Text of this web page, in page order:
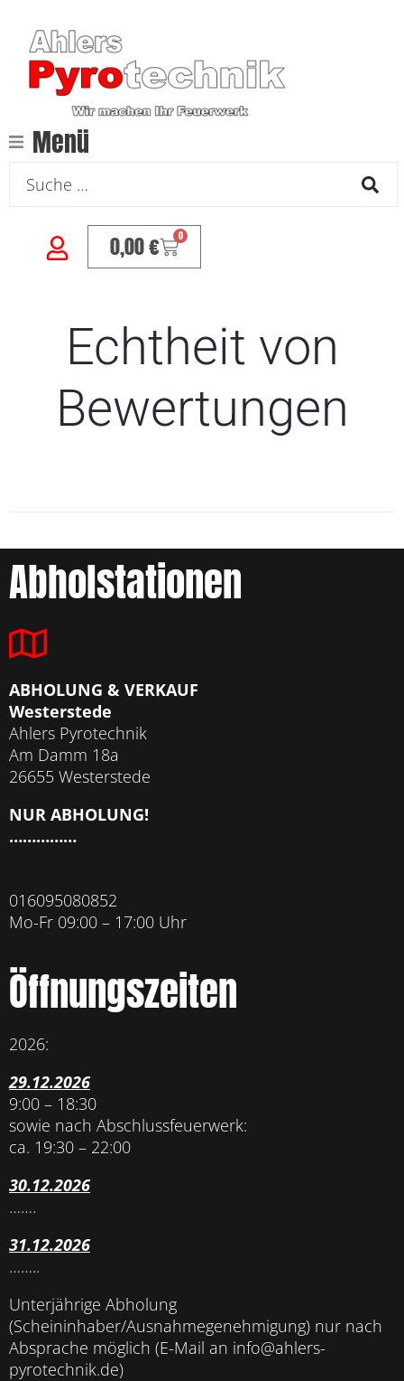
Menü
0,00€ 0
Echtheit von
Bewertungen
Abholstationen
ABHOLUNG & VERKAUF
Westerstede
Ahlers Pyrotechnik
Am Damm 18a
26655 Westerstede
NUR ABHOLUNG!
……………
016095080852
Mo-Fr 09:00 – 17:00 Uhr
Öffnungszeiten
2026:
29.12.2026
9:00 – 18:30
sowie nach Abschlussfeuerwerk:
ca. 19:30 – 22:00
30.12.2026
…….
31.12.2026
……..
Unterjährige Abholung
(Scheininhaber/Ausnahmegenehmigung) nur nach
Absprache möglich (E-Mail an info@ahlers-
pyrotechnik.de)